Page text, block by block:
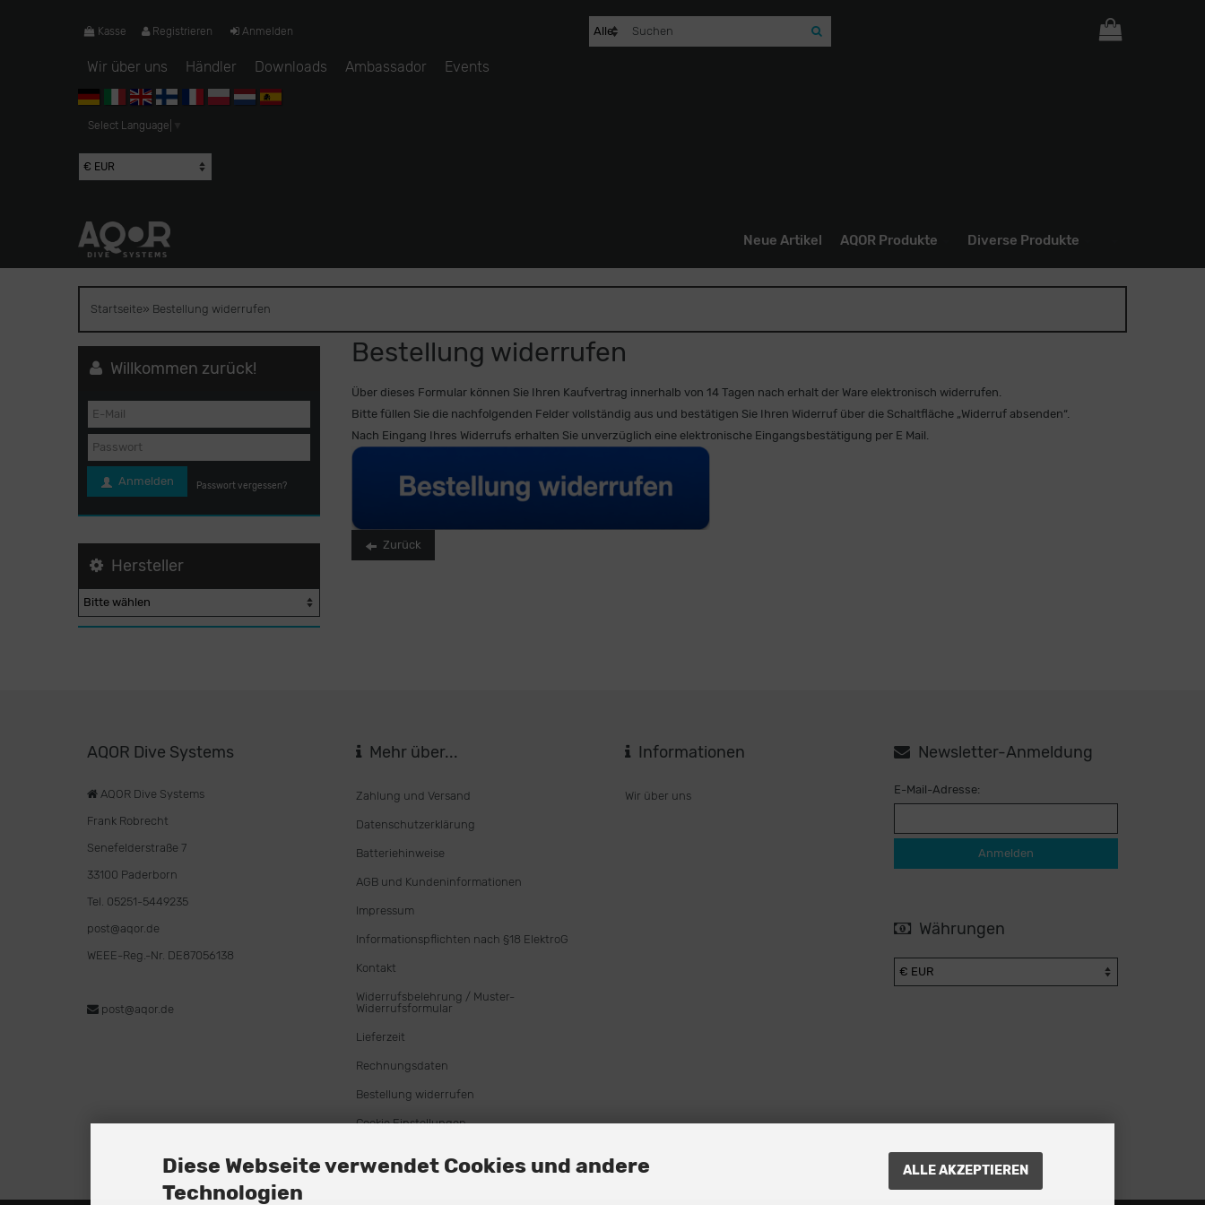
Kasse Registrieren Anmelden
Wir über uns Händler Downloads Ambassador Events
Select Language
AQOR Produkte Diverse Produkte
Neue Artikel
Startseite» Bestellung widerrufen
Bestellung widerrufen
Über dieses Formular können Sie Ihren Kaufvertrag innerhalb von 14 Tagen nach erhalt der Ware elektronisch widerrufen.
Bitte füllen Sie die nachfolgenden Felder vollständig aus und bestätigen Sie Ihren Widerruf über die Schaltfläche „Widerruf absenden“.
Nach Eingang Ihres Widerrufs erhalten Sie unverzüglich eine elektronische Eingangsbestätigung per E Mail.
Zurück
Willkommen zurück!
Anmelden Passwort vergessen?
Hersteller
AQOR Dive Systems
AQOR Dive Systems
Frank Robrecht
Senefelderstraße 7
33100 Paderborn
Tel. 05251-5449235
post@aqor.de
WEEE-Reg.-Nr. DE87056138
post@aqor.de
Mehr über...
Zahlung und Versand
Datenschutzerklärung
Batteriehinweise
AGB und Kundeninformationen
Impressum
Informationspflichten nach §18 ElektroG
Kontakt
Widerrufsbelehrung / Muster-
Widerrufsformular
Lieferzeit
Rechnungsdaten
Bestellung widerrufen
Cookie Einstellungen
Informationen
Wir über uns
Newsletter-Anmeldung
E-Mail-Adresse:
Anmelden
Währungen
Diese Webseite verwendet Cookies und andere
Technologien
ALLE AKZEPTIEREN